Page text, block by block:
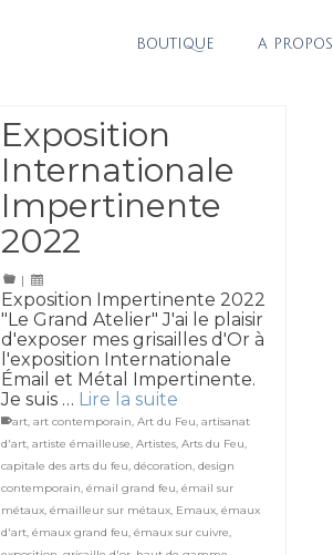
BOUTIQUE A PROPOS
Exposition
Internationale
Impertinente
2022
|
Exposition Impertinente 2022
"Le Grand Atelier" J'ai le plaisir
d'exposer mes grisailles d'Or à
l'exposition Internationale
Émail et Métal Impertinente.
Je suis … Lire la suite
art,art contemporain,Art du Feu,artisanat
d'art,artiste émailleuse,Artistes,Arts du Feu,
capitale des arts du feu,décoration,design
contemporain,émail grand feu,émail sur
métaux,émailleur sur métaux, Emaux,émaux
d'art,émaux grand feu,émaux sur cuivre,